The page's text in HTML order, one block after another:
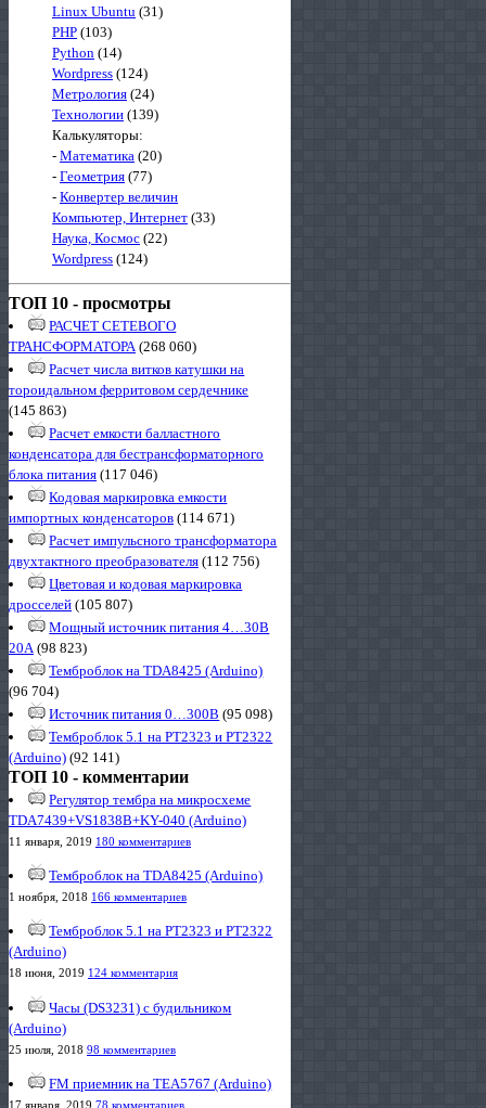
Linux Ubuntu (31)
PHP (103)
Python (14)
Wordpress (124)
Метрология (24)
Технологии (139)
Калькуляторы:
- Математика (20)
- Геометрия (77)
- Конвертер величин
Компьютер, Интернет (33)
Наука, Космос (22)
Wordpress (124)
ТОП 10 - просмотры
РАСЧЕТ СЕТЕВОГО
ТРАНСФОРМАТОРА(268 060)
Расчет числа витков катушки на
тороидальном ферритовом сердечнике
(145 863)
Расчет емкости балластного
конденсатора для бестрансформаторного
блока питания (117 046)
Кодовая маркировка емкости
импортных конденсаторов (114 671)
Расчет импульсного трансформатора
двухтактного преобразователя (112 756)
Цветовая и кодовая маркировка
дросселей (105 807)
Мощный источник питания 4…30В
20А(98 823)
Темброблок на TDA8425 (Arduino)
(96 704)
Источник питания 0…300В (95 098)
Темброблок 5.1 на PT2323 и PT2322
(Arduino) (92 141)
ТОП 10 - комментарии
Регулятор тембра на микросхеме
TDA7439+VS1838B+KY-040 (Arduino)
11 января, 2019 180 комментариев
Темброблок на TDA8425 (Arduino)
1 ноября, 2018 166 комментариев
Темброблок 5.1 на PT2323 и PT2322
(Arduino)
18 июня, 2019 124 комментария
Часы (DS3231) с будильником
(Arduino)
25 июля, 2018 98 комментариев
FM приемник на TEA5767 (Arduino)
17 января, 2019 78 комментариев